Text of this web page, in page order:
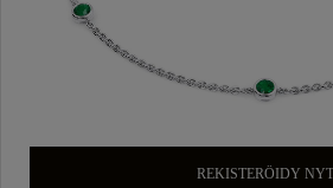
REKISTERÖIDY NYT